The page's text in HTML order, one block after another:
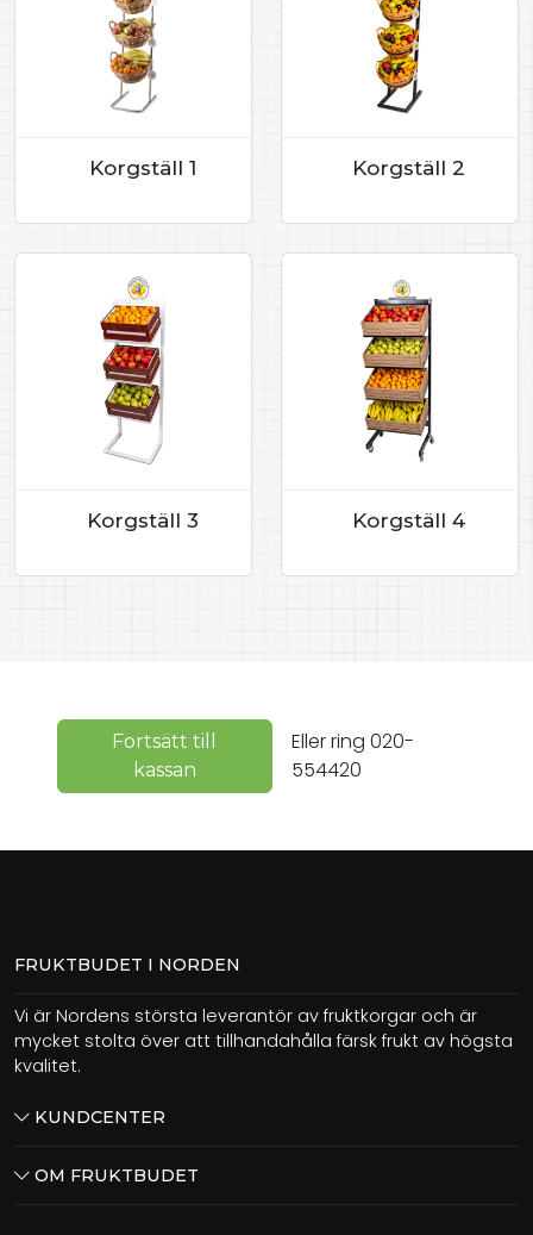
Korgställ 1 Korgställ 2
Korgställ 3 Korgställ 4
Fortsätt till
kassan
Eller ring 020-
554420
FRUKTBUDET I NORDEN
Vi är Nordens största leverantör av fruktkorgar och är
mycket stolta över att tillhandahålla färsk frukt av högsta
kvalitet.
KUNDCENTER
OM FRUKTBUDET